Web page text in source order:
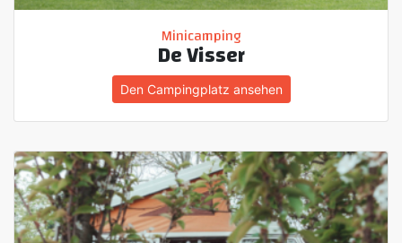
Minicamping
De Visser
Den Campingplatz ansehen